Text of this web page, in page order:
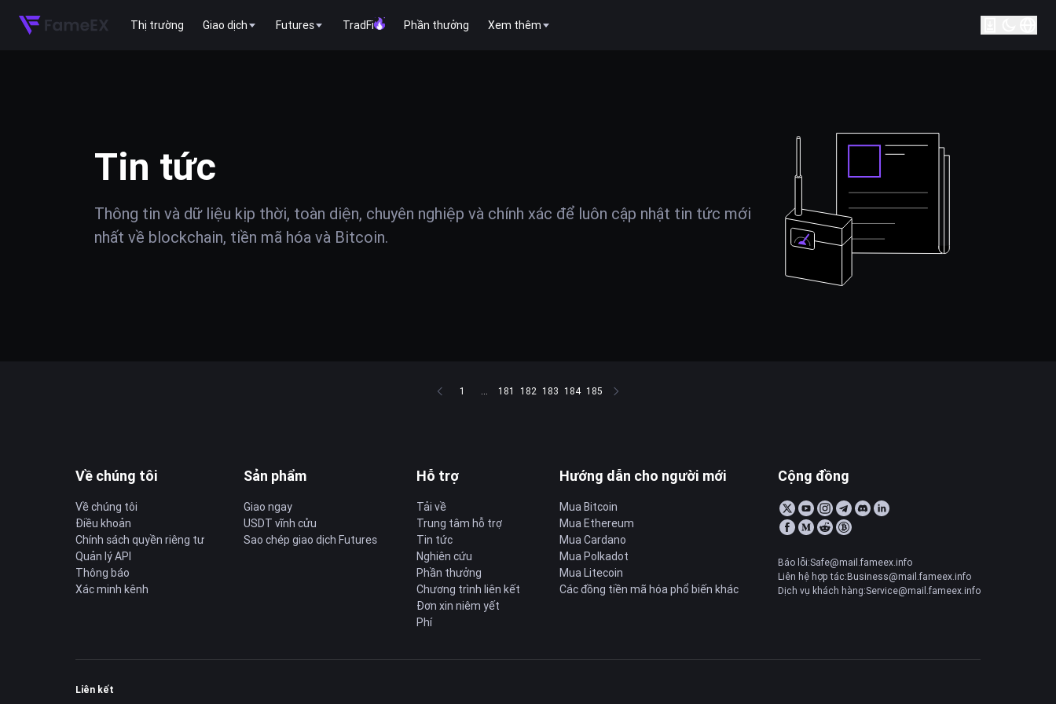
Thị trường Giao dịch Futures TradFi Phần thưởng Xem thêm
Tin tức
Thông tin và dữ liệu kịp thời, toàn diện, chuyên nghiệp và chính xác để luôn cập nhật tin tức mới
nhất về blockchain, tiền mã hóa và Bitcoin.
1 ... 181 182 183 184 185
Về chúng tôi
Về chúng tôi
Điều khoản
Chính sách quyền riêng tư
Quản lý API
Thông báo
Xác minh kênh
Sản phẩm
Giao ngay
USDT vĩnh cửu
Sao chép giao dịch Futures
Hỗ trợ
Tải về
Trung tâm hỗ trợ
Tin tức
Nghiên cứu
Phần thưởng
Chương trình liên kết
Đơn xin niêm yết
Phí
Hướng dẫn cho người mới
Mua Bitcoin
Mua Ethereum
Mua Cardano
Mua Polkadot
Mua Litecoin
Các đồng tiền mã hóa phổ biến khác
Cộng đồng
Báo lỗi:Safe@mail.fameex.info
Liên hệ hợp tác:Business@mail.fameex.info
Dịch vụ khách hàng:Service@mail.fameex.info
Liên kết